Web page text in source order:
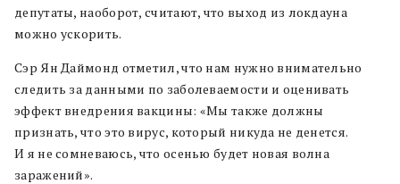
депутаты, наоборот, считают, что выход из локдауна
можно ускорить.
Сэр Ян Даймонд отметил, что нам нужно внимательно
следить за данными по заболеваемости и оценивать
эффект внедрения вакцины: «Мы также должны
признать, что это вирус, который никуда не денется.
И я не сомневаюсь, что осенью будет новая волна
заражений».